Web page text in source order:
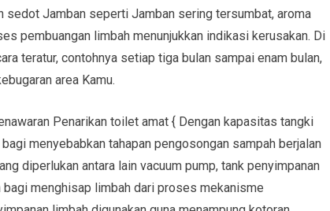
sedot Jamban seperti Jamban sering tersumbat, aroma
pembuangan limbah menunjukkan indikasi kerusakan. Di
teratur, contohnya setiap tiga bulan sampai enam bulan,
area Kamu.
Penarikan toilet amat { Dengan kapasitas tangki
menyebabkan tahapan pengosongan sampah berjalan
diperlukan antara lain vacuum pump, tank penyimpanan
menghisap limbah dari proses mekanisme